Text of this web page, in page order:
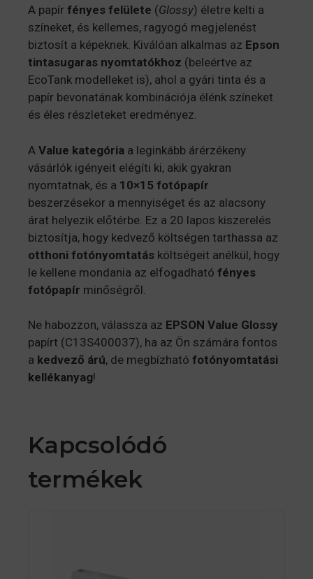
A papír fényes felülete (Glossy) életre kelti a
színeket, és kellemes, ragyogó megjelenést
biztosít a képeknek. Kiválóan alkalmas az Epson
tintasugaras nyomtatókhoz (beleértve az
EcoTank modelleket is), ahol a gyári tinta és a
papír bevonatának kombinációja élénk színeket
és éles részleteket eredményez.
A Value kategória a leginkább árérzékeny
vásárlók igényeit elégíti ki, akik gyakran
nyomtatnak, és a 10×15 fotópapír
beszerzésekor a mennyiséget és az alacsony
árat helyezik előtérbe. Ez a 20 lapos kiszerelés
biztosítja, hogy kedvező költségen tarthassa az
otthoni fotónyomtatás költségeit anélkül, hogy
le kellene mondania az elfogadható fényes
fotópapír minőségről.
Ne habozzon, válassza az EPSON Value Glossy
papírt (C13S400037), ha az Ön számára fontos
a kedvező árú, de megbízható fotónyomtatási
kellékanyag!
Kapcsolódó
termékek